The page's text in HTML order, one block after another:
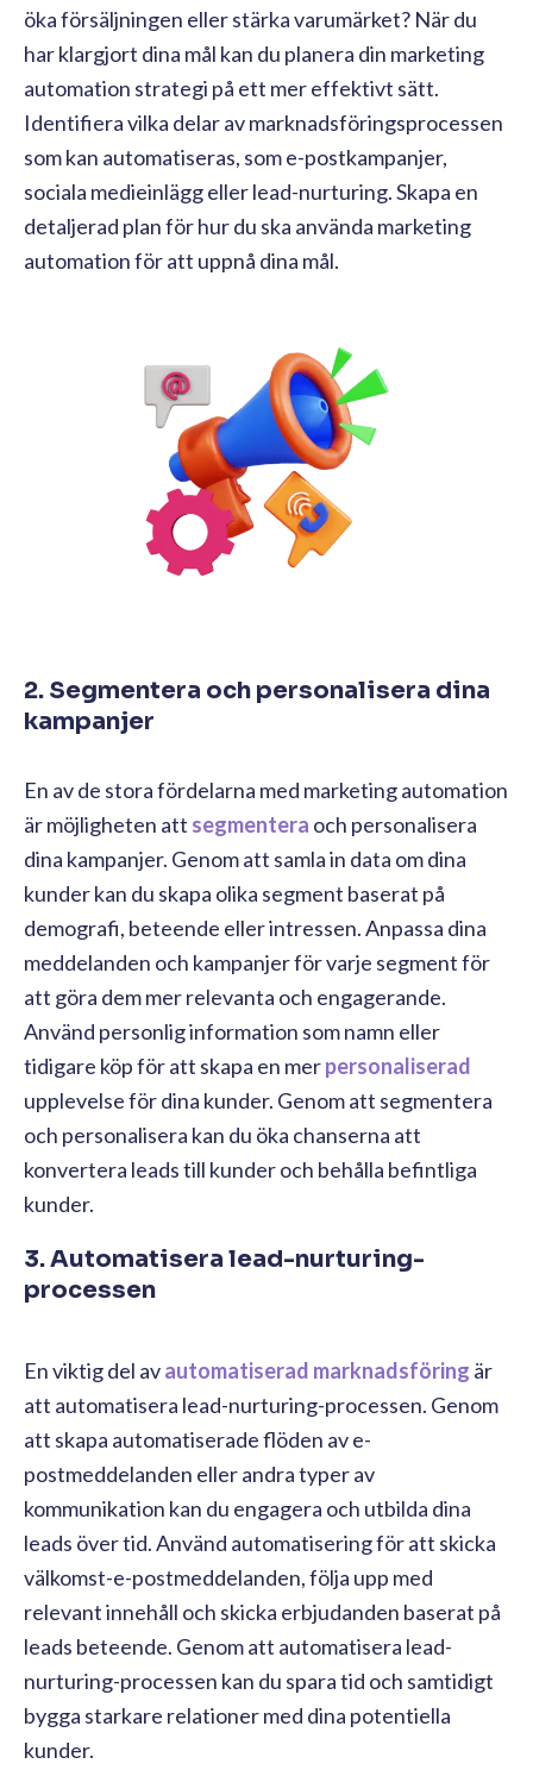
öka försäljningen eller stärka varumärket? När du
har klargjort dina mål kan du planera din marketing
automation strategi på ett mer effektivt sätt.
Identifiera vilka delar av marknadsföringsprocessen
som kan automatiseras, som e-postkampanjer,
sociala medieinlägg eller lead-nurturing. Skapa en
detaljerad plan för hur du ska använda marketing
automation för att uppnå dina mål.
2. Segmentera och personalisera dina
kampanjer
En av de stora fördelarna med marketing automation
är möjligheten att segmentera och personalisera
dina kampanjer. Genom att samla in data om dina
kunder kan du skapa olika segment baserat på
demografi, beteende eller intressen. Anpassa dina
meddelanden och kampanjer för varje segment för
att göra dem mer relevanta och engagerande.
Använd personlig information som namn eller
tidigare köp för att skapa en merpersonaliserad
upplevelse för dina kunder. Genom att segmentera
och personalisera kan du öka chanserna att
konvertera leads till kunder och behålla befintliga
kunder.
3. Automatisera lead-nurturing-
processen
En viktig del avautomatiserad marknadsföring är
att automatisera lead-nurturing-processen. Genom
att skapa automatiserade flöden av e-
postmeddelanden eller andra typer av
kommunikation kan du engagera och utbilda dina
leads över tid. Använd automatisering för att skicka
välkomst-e-postmeddelanden, följa upp med
relevant innehåll och skicka erbjudanden baserat på
leads beteende. Genom att automatisera lead-
nurturing-processen kan du spara tid och samtidigt
bygga starkare relationer med dina potentiella
kunder.